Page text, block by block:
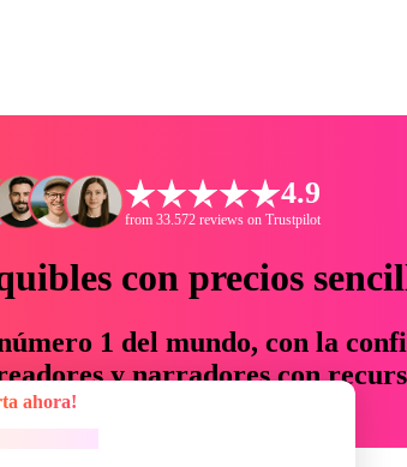
4.9
from 33.572 reviews on Trustpilot
con precios
1 del mundo, con la
y narradores con
% en tiempo y presupuesto.